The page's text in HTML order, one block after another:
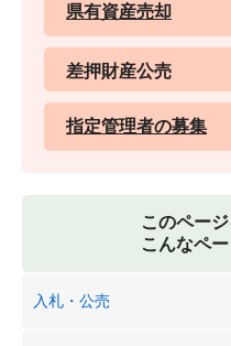
県有資産売却
差押財産公売
指定管理者の募集
このペー
こんなペ
入札・公売